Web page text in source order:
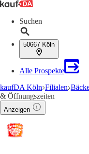
Suchen
50667 Köln
Alle Prospekte
kaufDA Köln Filialen
& Öffnungszeiten
Anzeigen